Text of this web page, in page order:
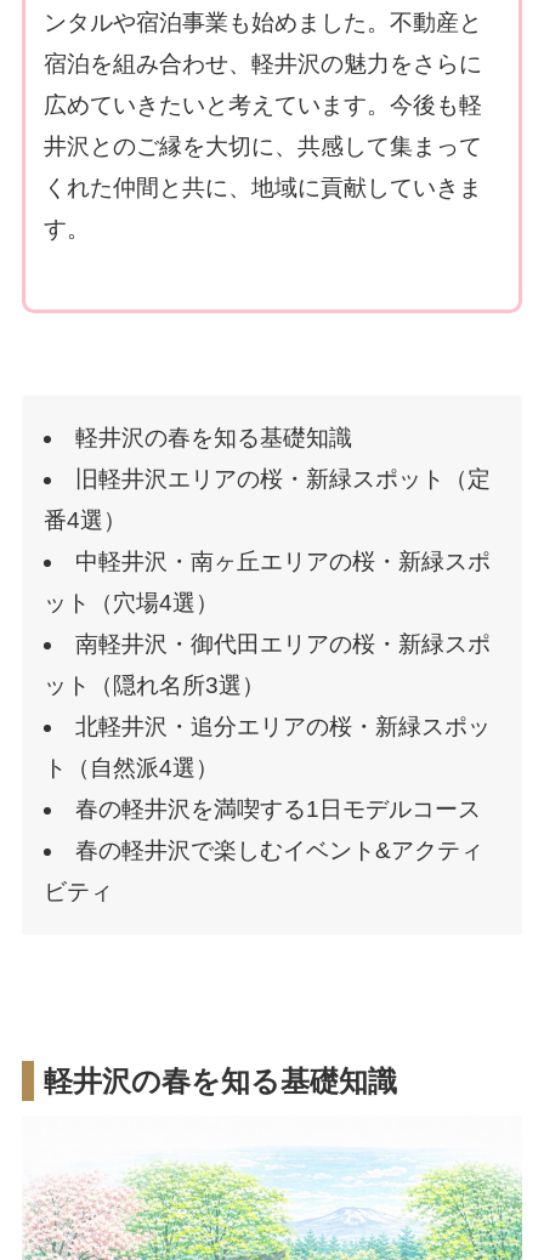
ンタルや宿泊事業も始めました。不動産と
宿泊を組み合わせ、軽井沢の魅力をさらに
広めていきたいと考えています。今後も軽
井沢とのご縁を大切に、共感して集まって
くれた仲間と共に、地域に貢献していきま
す。
軽井沢の春を知る基礎知識
旧軽井沢エリアの桜・新緑スポット（定
番4選）
中軽井沢・南ヶ丘エリアの桜・新緑スポ
ット（穴場4選）
南軽井沢・御代田エリアの桜・新緑スポ
ット（隠れ名所3選）
北軽井沢・追分エリアの桜・新緑スポッ
ト（自然派4選）
春の軽井沢を満喫する1日モデルコース
春の軽井沢で楽しむイベント&アクティ
ビティ
軽井沢の春を知る基礎知識